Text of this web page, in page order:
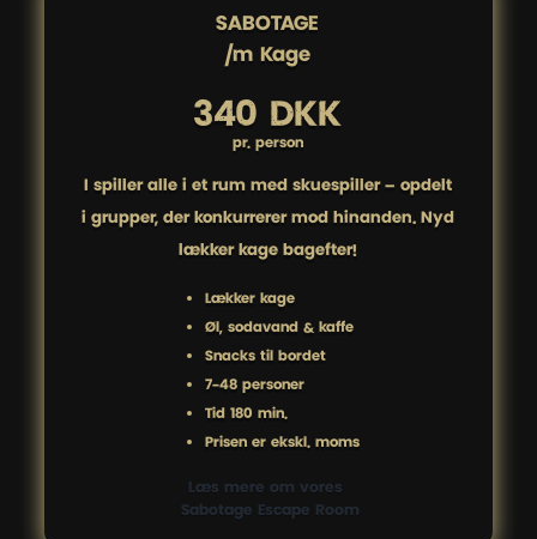
SABOTAGE
/m Kage
340 DKK
pr. person
I spiller alle i ét rum med skuespiller – opdelt
i grupper, der konkurrerer mod hinanden. Nyd
lækker kage bagefter!
Lækker kage
Øl, sodavand & kaffe
Snacks til bordet
7-48 personer
Tid 180 min.
Prisen er ekskl. moms
Læs mere om vores
Sabotage Escape Room